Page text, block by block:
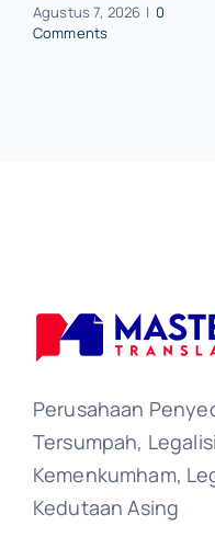
Agustus 7, 2026 | 0
Comments
Perusahaan
Tersumpah,
Kemenkumham,
Kedutaan Asing